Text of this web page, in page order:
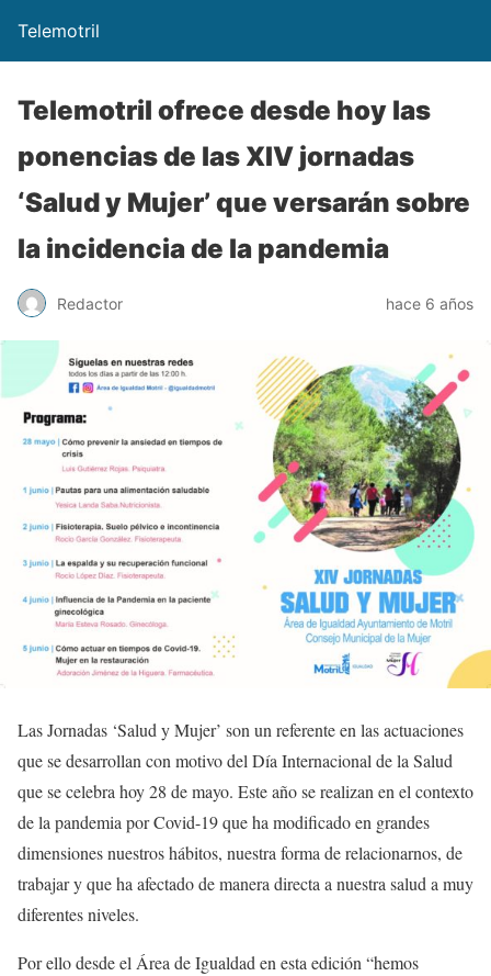
Telemotril
Telemotril ofrece desde hoy las
ponencias de las XIV jornadas
‘Salud y Mujer’ que versarán sobre
la incidencia de la pandemia
Redactor hace 6 años
Las Jornadas ‘Salud y Mujer’ son un referente en las actuaciones
que se desarrollan con motivo del Día Internacional de la Salud
que se celebra hoy 28 de mayo. Este año se realizan en el contexto
de la pandemia por Covid-19 que ha modificado en grandes
dimensiones nuestros hábitos, nuestra forma de relacionarnos, de
trabajar y que ha afectado de manera directa a nuestra salud a muy
diferentes niveles.
Por ello desde el Área de Igualdad en esta edición “hemos